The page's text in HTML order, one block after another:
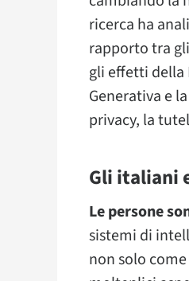
ricerca ha
rapporto tra
gli effetti della
Generativa e
privacy, la
Gli italiani
Le persone
sistemi di
non solo